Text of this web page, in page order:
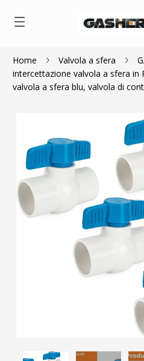
Home Valvola a sfera
intercettazione valvola a sfera in
valvola a sfera blu, valvola di
$3.00 $2.70